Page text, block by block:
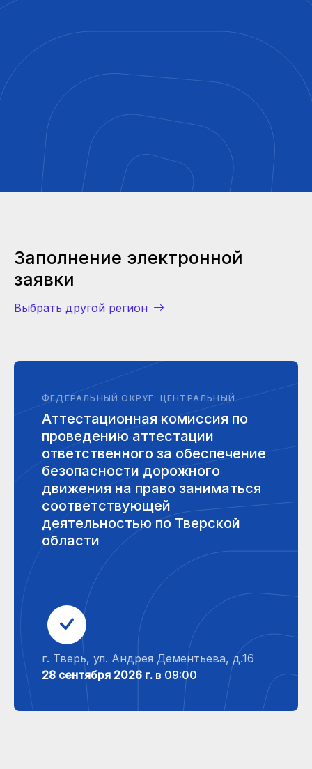
Заполнение электронной
заявки
Выбрать другой регион
ФЕДЕРАЛЬНЫЙ ОКРУГ: ЦЕНТРАЛЬНЫЙ
Аттестационная комиссия по
проведению аттестации
ответственного за обеспечение
безопасности дорожного
движения на право заниматься
соответствующей
деятельностью по Тверской
области
г. Тверь, ул. Андрея Дементьева, д.16
28 сентября 2026 г. в 09:00